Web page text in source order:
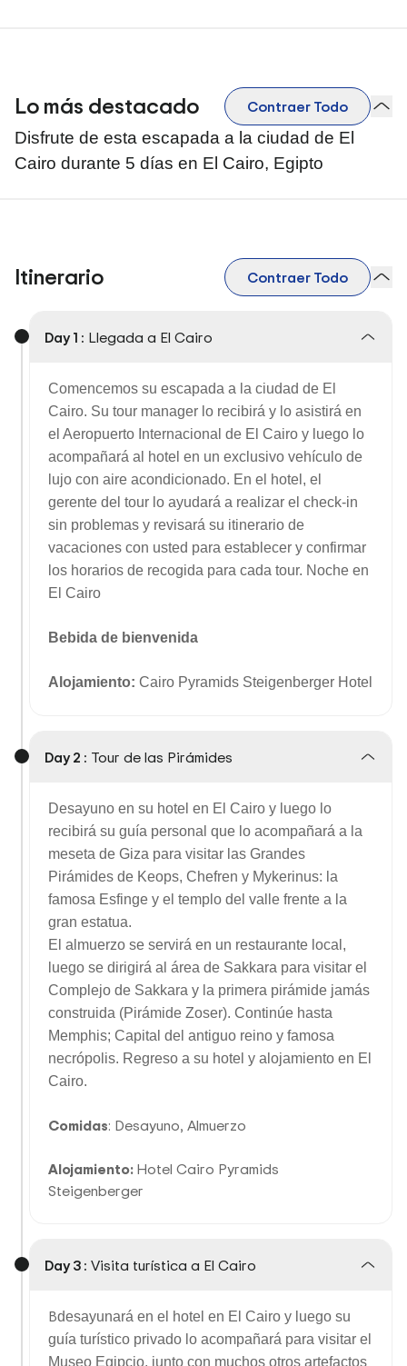
Lo más destacado Contraer Todo
Disfrute de esta escapada a la ciudad de El
Cairo durante 5 días en El Cairo, Egipto
Itinerario Contraer Todo
Day 1 : Llegada a El Cairo
Comencemos su escapada a la ciudad de El
Cairo. Su tour manager lo recibirá y lo asistirá en
el Aeropuerto Internacional de El Cairo y luego lo
acompañará al hotel en un exclusivo vehículo de
lujo con aire acondicionado. En el hotel, el
gerente del tour lo ayudará a realizar el check-in
sin problemas y revisará su itinerario de
vacaciones con usted para establecer y confirmar
los horarios de recogida para cada tour. Noche en
El Cairo
Bebida de bienvenida
Alojamiento: Cairo Pyramids Steigenberger Hotel
Day 2 : Tour de las Pirámides
Desayuno en su hotel en El Cairo y luego lo
recibirá su guía personal que lo acompañará a la
meseta de Giza para visitar las Grandes
Pirámides de Keops, Chefren y Mykerinus: la
famosa Esfinge y el templo del valle frente a la
gran estatua.
El almuerzo se servirá en un restaurante local,
luego se dirigirá al área de Sakkara para visitar el
Complejo de Sakkara y la primera pirámide jamás
construida (Pirámide Zoser). Continúe hasta
Memphis; Capital del antiguo reino y famosa
necrópolis. Regreso a su hotel y alojamiento en El
Cairo.
Comidas: Desayuno, Almuerzo
Alojamiento:Hotel Cairo Pyramids
Steigenberger
Day 3 : Visita turística a El Cairo
Bdesayunará en el hotel en El Cairo y luego su
guía turístico privado lo acompañará para visitar el
Museo Egipcio, junto con muchos otros artefactos